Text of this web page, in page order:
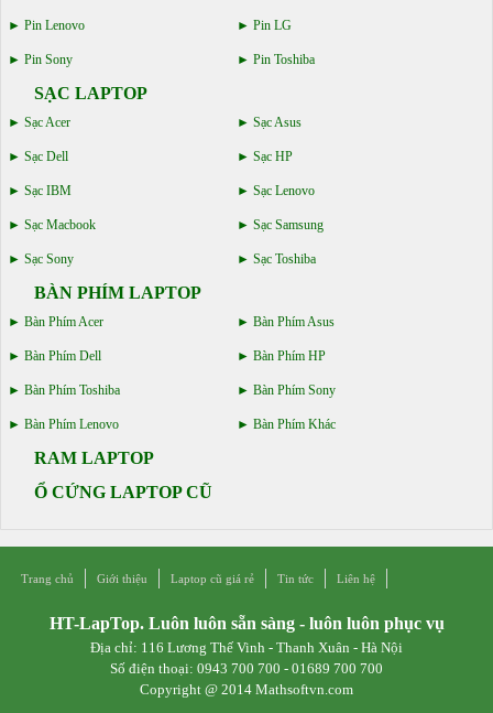
Pin Lenovo Pin LG
Pin Sony Pin Toshiba
SẠC LAPTOP
Sạc Acer Sạc Asus
Sạc Dell Sạc HP
Sạc IBM Sạc Lenovo
Sạc Macbook Sạc Samsung
Sạc Sony Sạc Toshiba
BÀN PHÍM LAPTOP
Bàn Phím Acer Bàn Phím Asus
Bàn Phím Dell Bàn Phím HP
Bàn Phím Toshiba Bàn Phím Sony
Bàn Phím Lenovo Bàn Phím Khác
RAM LAPTOP
Ổ CỨNG LAPTOP CŨ
Trang chủ Giới thiệu Laptop cũ giá rẻ Tin tức Liên hệ
HT-LapTop. Luôn luôn sẵn sàng - luôn luôn phục vụ
Địa chỉ: 116 Lương Thế Vinh - Thanh Xuân - Hà Nội
Số điện thoại: 0943 700 700 - 01689 700 700
Copyright @ 2014 Mathsoftvn.com